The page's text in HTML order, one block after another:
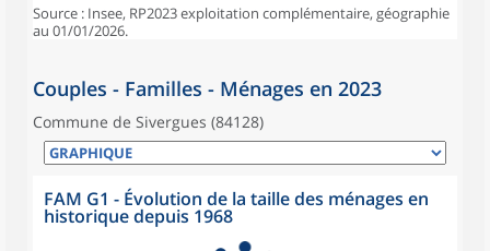
Source : Insee, RP2023 exploitation complémentaire, géographie
au 01/01/2026.
Couples - Familles - Ménages en 2023
Commune de Sivergues (84128)
FAM G1 - Évolution de la taille des ménages en
historique depuis 1968